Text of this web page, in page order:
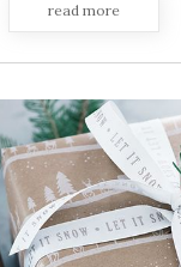
read more